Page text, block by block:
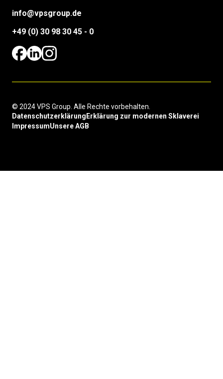
info@vpsgroup.de
+49 (0) 30 98 30 45 - 0
© 2024 VPS Group. Alle Rechte vorbehalten.
Datenschutzerklärung Erklärung zur modernen Sklaverei
ImpressumUnsere AGB